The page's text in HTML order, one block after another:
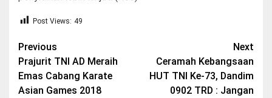
Post Views: 49
Post
navigation
Previous
Prajurit TNI AD Meraih
Emas Cabang Karate
Asian Games 2018
Next
Ceramah Kebangsaan
HUT TNI Ke-73, Dandim
0902 TRD : Jangan